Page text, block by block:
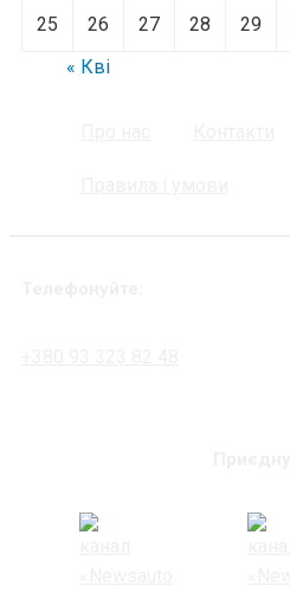
25 26 27 28 29
« Кві